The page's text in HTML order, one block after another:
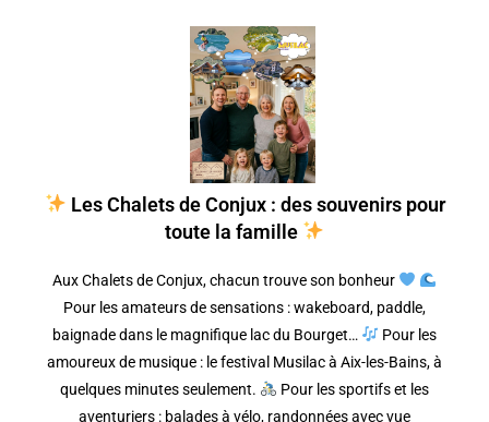
Les Chalets de Conjux : des souvenirs pour
toute la famille
Aux Chalets de Conjux, chacun trouve son bonheur
Pour les amateurs de sensations : wakeboard, paddle,
baignade dans le magnifique lac du Bourget…
Pour les
amoureux de musique : le festival Musilac à Aix-les-Bains, à
quelques minutes seulement.
Pour les sportifs et les
aventuriers : balades à vélo, randonnées avec vue